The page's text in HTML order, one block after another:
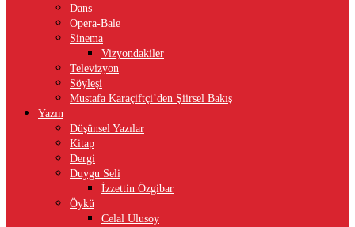
Dans
Opera-Bale
Sinema
Vizyondakiler
Televizyon
Söyleşi
Mustafa Karaçiftçi’den Şiirsel Bakış
Yazın
Düşünsel Yazılar
Kitap
Dergi
Duygu Seli
İzzettin Özgibar
Öykü
Celal Ulusoy